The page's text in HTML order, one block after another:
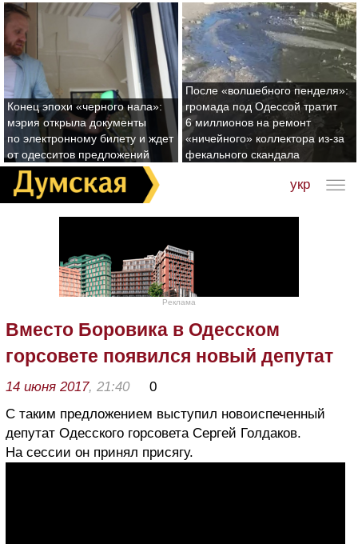
Конец эпохи «черного нала»:
мэрия открыла документы
по электронному билету и ждет
от одесситов предложений
После «волшебного пенделя»:
громада под Одессой тратит
6 миллионов на ремонт
«ничейного» коллектора из-за
фекального скандала
укр
Реклама
Вместо Боровика в Одесском
горсовете появился новый депутат
14 июня 2017, 21:40
0
С таким предложением выступил новоиспеченный
депутат Одесского горсовета Сергей Голдаков.
На сессии он принял присягу.